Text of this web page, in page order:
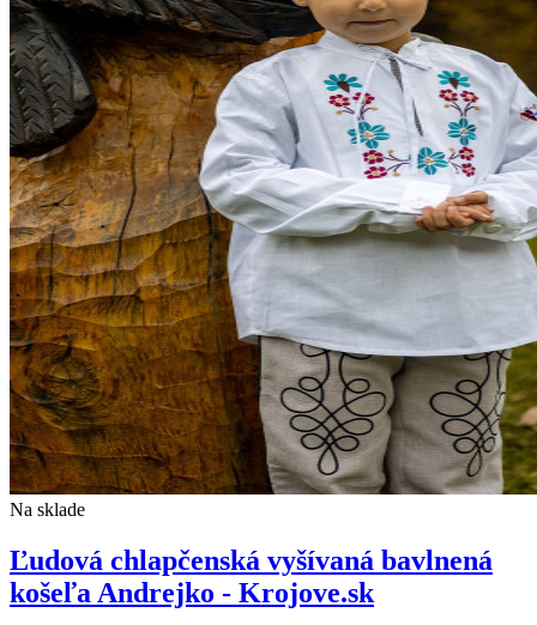
Na sklade
Ľudová chlapčenská vyšívaná bavlnená
košeľa Andrejko - Krojove.sk